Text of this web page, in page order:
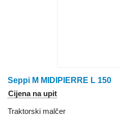
Seppi M MIDIPIERRE L 150
Cijena na upit
Traktorski malčer